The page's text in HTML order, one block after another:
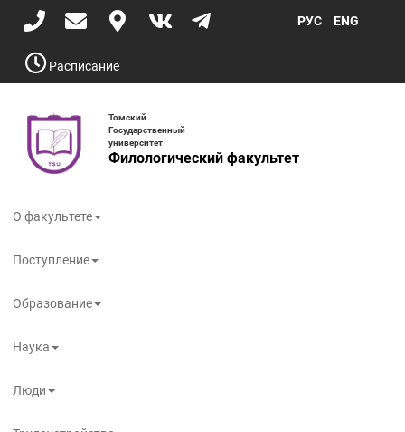
Перейти
содержаниюРасписание
РУС ENG
Томский
Государственный
университет
Филологический факультет
О факультете
Поступление
Образование
Наука
Люди